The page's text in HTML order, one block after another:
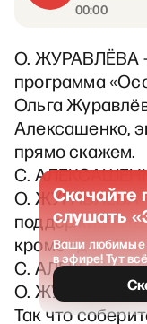
00:00
О. ЖУРАВЛЁВА
программа
Ольга
Алексашенко,
прямо скажем.
С.
О. ЖУРАВЛЁВА -
кроме «добрый
С.
О. ЖУРАВЛЁВА -
Так что
Скачайте
слушать
Ваши любимые
в эфире! Тут